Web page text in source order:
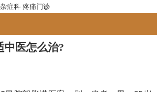
症科 疼痛门诊
中医怎么治?